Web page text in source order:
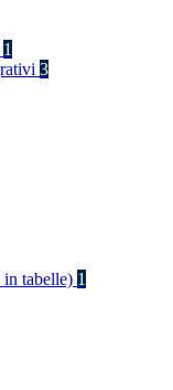
1
3
tabelle) 1